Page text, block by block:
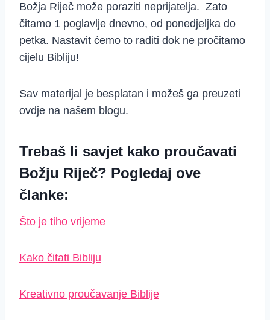
Božja Riječ može poraziti neprijatelja. Zato
čitamo 1 poglavlje dnevno, od ponedjeljka do
petka. Nastavit ćemo to raditi dok ne pročitamo
cijelu Bibliju!
Sav materijal je besplatan i možeš ga preuzeti
ovdje na našem blogu.
Trebaš li savjet kako proučavati
Božju Riječ? Pogledaj ove
članke:
Što je tiho vrijeme
Kako čitati Bibliju
Kreativno proučavanje Biblije